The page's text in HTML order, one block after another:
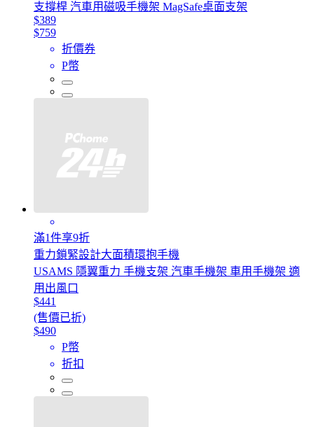
支撐桿 汽車用磁吸手機架 MagSafe桌面支架
$389
$759
折價券
P幣
滿1件享9折
重力鎖緊設計大面積環抱手機
USAMS 隱翼重力 手機支架 汽車手機架 車用手機架 適
用出風口
$441
(售價已折)
$490
P幣
折扣